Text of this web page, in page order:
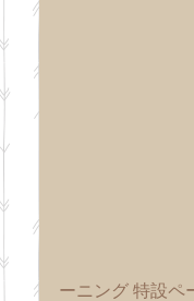
ーニング 特設ペ